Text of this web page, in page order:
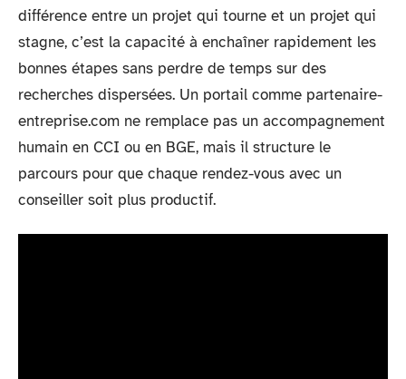
différence entre un projet qui tourne et un projet qui
stagne, c’est la capacité à enchaîner rapidement les
bonnes étapes sans perdre de temps sur des
recherches dispersées. Un portail comme partenaire-
entreprise.com ne remplace pas un accompagnement
humain en CCI ou en BGE, mais il structure le
parcours pour que chaque rendez-vous avec un
conseiller soit plus productif.